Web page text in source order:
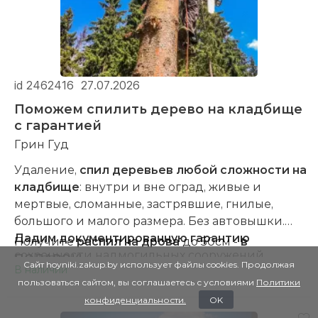
- другие работы.
менеджеры готовы предоставить подробную
информацию.
id 2462416 27.07.2026
Поможем спилить дерево на кладбище
с гарантией
Грин Гуд
Удаление, спил деревьев любой сложности на
кладбище: внутри и вне оград, живые и
мертвые, сломанные, застрявшие, гнилые,
большого и малого размера. Без автовышки.
Дадим документированную гарантию
сохранности надмогильных сооружений.
Бесплатная помощь в уборке веток и чурок.
Получитераспил на дровадо 50см -в
ПОДАРОК
ПРЕДЛОЖЕНИЕ ДЕЙСТВУЕТ
Бесплатный выезд
7 дней в неделю по
В наличии
Сайт hoyniki.zakup.by использует файлы cookies. Продолжая
пользоваться сайтом, вы соглашаетесь с условиями Политики
конфиденциальности.
OK